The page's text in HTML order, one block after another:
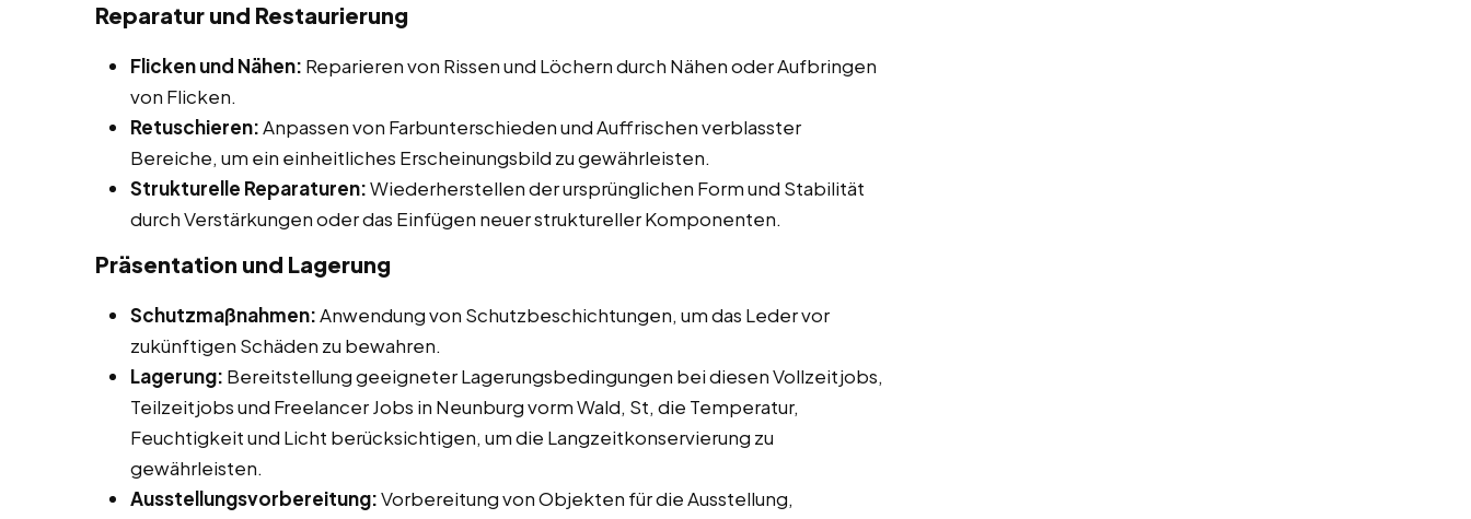
Reparatur und Restaurierung
Flicken und Nähen: Reparieren von Rissen und Löchern durch Nähen oder Aufbringen
von Flicken.
Retuschieren:Anpassen von Farbunterschieden und Auffrischen verblasster
Bereiche, um ein einheitliches Erscheinungsbild zu gewährleisten.
Strukturelle Reparaturen:Wiederherstellen der ursprünglichen Form und Stabilität
durch Verstärkungen oder das Einfügen neuer struktureller Komponenten.
Präsentation und Lagerung
Schutzmaßnahmen:Anwendung von Schutzbeschichtungen, um das Leder vor
zukünftigen Schäden zu bewahren.
Lagerung: Bereitstellung geeigneter Lagerungsbedingungen bei diesen Vollzeitjobs,
Teilzeitjobs und Freelancer Jobs in Neunburg vorm Wald, St, die Temperatur,
Feuchtigkeit und Licht berücksichtigen, um die Langzeitkonservierung zu
gewährleisten.
Ausstellungsvorbereitung:Vorbereitung von Objekten für die Ausstellung,